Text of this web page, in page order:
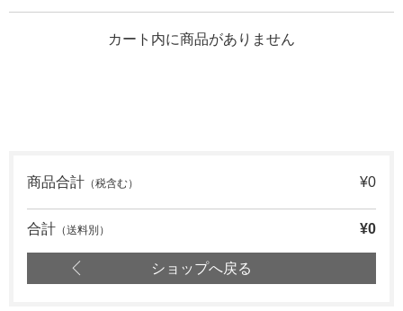
カート内に商品がありません
商品合計 （税含む） ¥0
合計 （送料別） ¥0
ショップへ戻る